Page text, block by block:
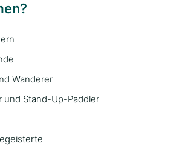
Wanderer
Stand-Up-Paddler